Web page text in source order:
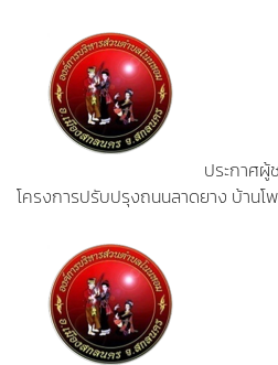
ประกาศผู้
โครงการปรับปรุงถนนลาดยาง บ้านโ